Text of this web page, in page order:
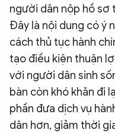
người dân nộp hồ sơ
Đây là nội dung có ý
cách thủ tục hành
tạo điều kiện thuận
với người dân sinh
bàn còn khó khăn đi
phần đưa dịch vụ
dân hơn, giảm thời